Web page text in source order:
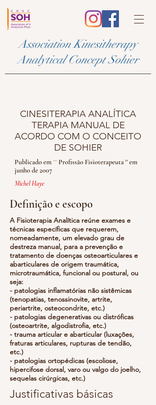
Association Kinesitherapy
Analytical Concept Sohier
CINESITERAPIA ANALÍTICA
TERAPIA MANUAL DE
ACORDO COM O CONCEITO
DE SOHIER
Publicado em `` Profissão Fisioterapeuta '' em
junho de 2007
Michel Haye
Definição e escopo
A Fisioterapia Analítica reúne exames e
técnicas específicas que requerem,
nomeadamente, um elevado grau de
destreza manual, para a prevenção e
tratamento de doenças osteoarticulares e
abarticulares de origem traumática,
microtraumática, funcional ou postural, ou
seja:
- patologias inflamatórias não sistêmicas
(tenopatias, tenossinovite, artrite,
periartrite, osteocondrite, etc.)
- patologias degenerativas ou distróficas
(osteoartrite, algodistrofia, etc.)
- trauma articular e abarticular (luxações,
fraturas articulares, rupturas de tendão,
etc.)
- patologias ortopédicas (escoliose,
hipercifose dorsal, varo ou valgo do joelho,
sequelas cirúrgicas, etc.)
Justificativas básicas